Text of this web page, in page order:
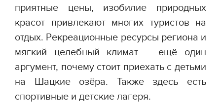
приятные цены, изобилие природных
красот привлекают многих туристов на
отдых. Рекреационные ресурсы региона и
мягкий целебный климат – ещё один
аргумент, почему стоит приехать с детьми
на Шацкие озёра. Также здесь есть
спортивные и детские лагеря.